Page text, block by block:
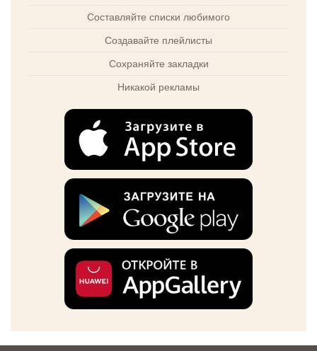
Составляйте списки любимого
Создавайте плейлисты
Сохраняйте закладки
Никакой рекламы